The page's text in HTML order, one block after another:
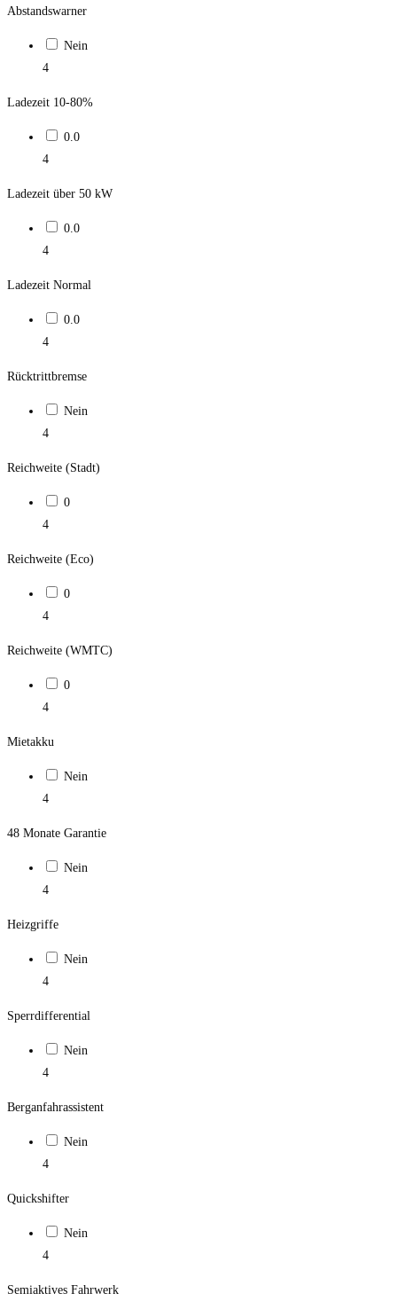
Abstandswarner
Nein
4
Ladezeit 10-80%
0.0
4
Ladezeit über 50 kW
0.0
4
Ladezeit Normal
0.0
4
Rücktrittbremse
Nein
4
Reichweite (Stadt)
0
4
Reichweite (Eco)
0
4
Reichweite (WMTC)
0
4
Mietakku
Nein
4
48 Monate Garantie
Nein
4
Heizgriffe
Nein
4
Sperrdifferential
Nein
4
Berganfahrassistent
Nein
4
Quickshifter
Nein
4
Semiaktives Fahrwerk